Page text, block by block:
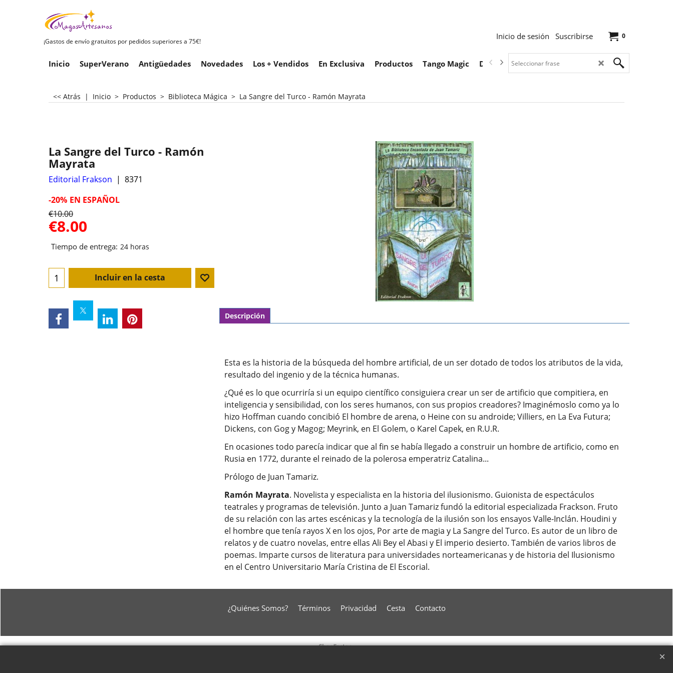
¡Gastos de envío gratuitos por pedidos superiores a 75€!
0
Inicio de sesión Suscribirse
Inicio SuperVerano Antigüedades Novedades Los + Vendidos En Exclusiva Productos Tango Magic Descargas
<< Atrás | Inicio > Productos > Biblioteca Mágica > La Sangre del Turco - Ramón Mayrata
La Sangre del Turco - Ramón
Mayrata
Editorial Frakson
8371
-20% EN ESPAÑOL
€10.00
€8.00
Tiempo de entrega: 24 horas
Incluir en la cesta
Descripción
Esta es la historia de la búsqueda del hombre artificial, de un ser dotado de todos los atributos de la vida,
resultado del ingenio y de la técnica humanas.
¿Qué es lo que ocurriría si un equipo científico consiguiera crear un ser de artificio que compitiera, en
inteligencia y sensibilidad, con los seres humanos, con sus propios creadores? Imaginémoslo como ya lo
hizo Hoffman cuando concibió El hombre de arena, o Heine con su androide; Villiers, en La Eva Futura;
Dickens, con Gog y Magog; Meyrink, en El Golem, o Karel Capek, en R.U.R.
En ocasiones todo parecía indicar que al fin se había llegado a construir un hombre de artificio, como en
Rusia en 1772, durante el reinado de la polerosa emperatriz Catalina...
Prólogo de Juan Tamariz.
Ramón Mayrata. Novelista y especialista en la historia del ilusionismo. Guionista de espectáculos
teatrales y programas de televisión. Junto a Juan Tamariz fundó la editorial especializada Frackson. Fruto
de su relación con las artes escénicas y la tecnología de la ilusión son los ensayos Valle-Inclán. Houdini y
el hombre que tenía rayos X en los ojos, Por arte de magia y La Sangre del Turco. Es autor de un libro de
relatos y de cuatro novelas, entre ellas Ali Bey el Abasi y El imperio desierto. También de varios libros de
poemas. Imparte cursos de literatura para universidades norteamericanas y de historia del Ilusionismo
en el Centro Universitario María Cristina de El Escorial.
¿Quiénes Somos? Términos Privacidad Cesta Contacto
To create online store